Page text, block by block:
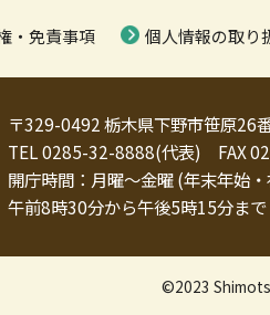
・免責事項 個人情報の取り
〒329-0492 栃木県下野市笹原26
TEL 0285-32-8888(代表) FAX
開庁時間：月曜～金曜 (年末年始
午前8時30分から午後5時15分まで
©2023